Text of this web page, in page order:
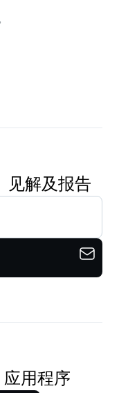
见解及报告
用程序